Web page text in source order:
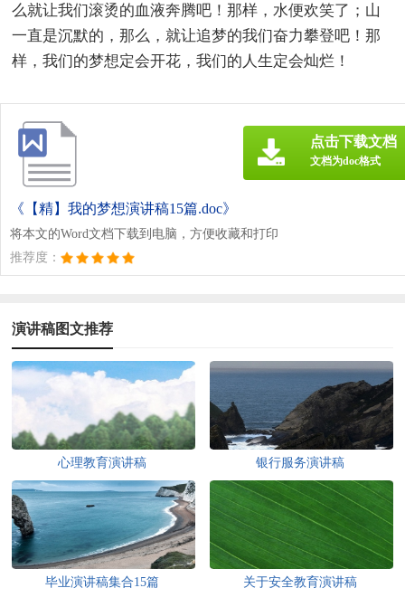
么就让我们滚烫的血液奔腾吧！那样，水便欢笑了；山
一直是沉默的，那么，就让追梦的我们奋力攀登吧！那
样，我们的梦想定会开花，我们的人生定会灿烂！
《【精】我的梦想演讲稿15篇.doc》
将本文的Word文档下载到电脑，方便收藏和打印
推荐度：
点击下载文档
文档为doc格式
演讲稿图文推荐
心理教育演讲稿 银行服务演讲稿
毕业演讲稿集合15篇 关于安全教育演讲稿